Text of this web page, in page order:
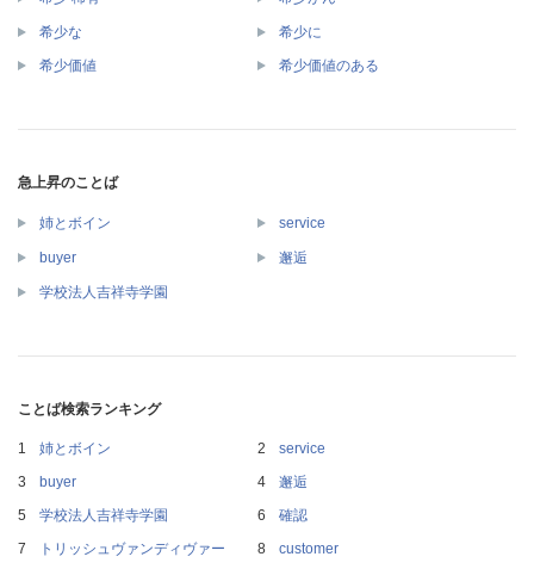
希少な 希少に
希少価値 希少価値のある
急上昇のことば
姉とボイン service
buyer 邂逅
学校法人吉祥寺学園
ことば検索ランキング
姉とボイン
service
buyer
邂逅
学校法人吉祥寺学園
確認
トリッシュヴァンディヴァー
customer